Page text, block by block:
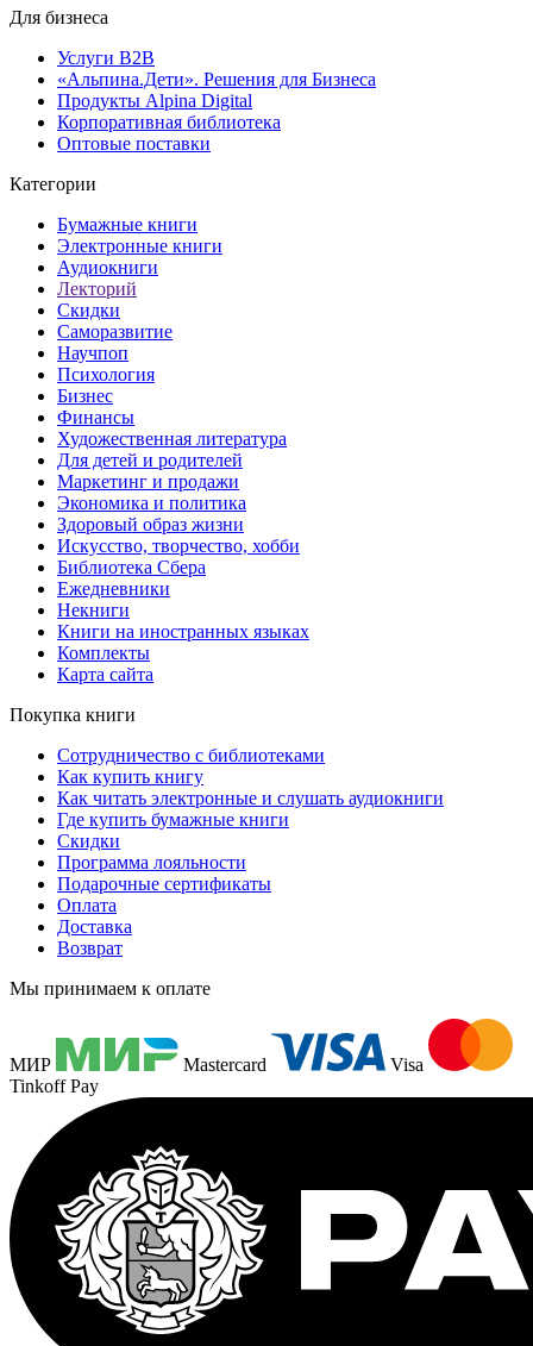
Для бизнеса
Услуги B2B
«Альпина.Дети». Решения для Бизнеса
Продукты Alpina Digital
Корпоративная библиотека
Оптовые поставки
Категории
Бумажные книги
Электронные книги
Аудиокниги
Лекторий
Скидки
Саморазвитие
Научпоп
Психология
Бизнес
Финансы
Художественная литература
Для детей и родителей
Маркетинг и продажи
Экономика и политика
Здоровый образ жизни
Искусство, творчество, хобби
Библиотека Сбера
Ежедневники
Некниги
Книги на иностранных языках
Комплекты
Карта сайта
Покупка книги
Сотрудничество с библиотеками
Как купить книгу
Как читать электронные и слушать аудиокниги
Где купить бумажные книги
Скидки
Программа лояльности
Подарочные сертификаты
Оплата
Доставка
Возврат
Мы принимаем к оплате
МИР Mastercard
Visa
Tinkoff Pay